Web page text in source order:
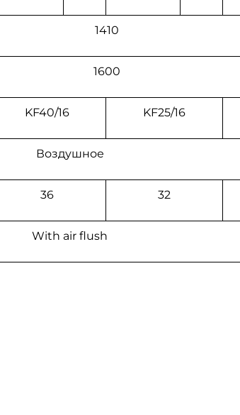
1410
1600
KF40/16 KF25/16
Воздушное
36 32
With air flush